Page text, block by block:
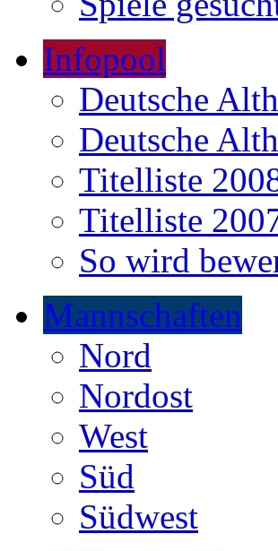
Infopool
Deutsche
Deutsche
Titelliste
Titelliste
So wird
Mannschaften
Nord
Nordost
West
Süd
Südwest